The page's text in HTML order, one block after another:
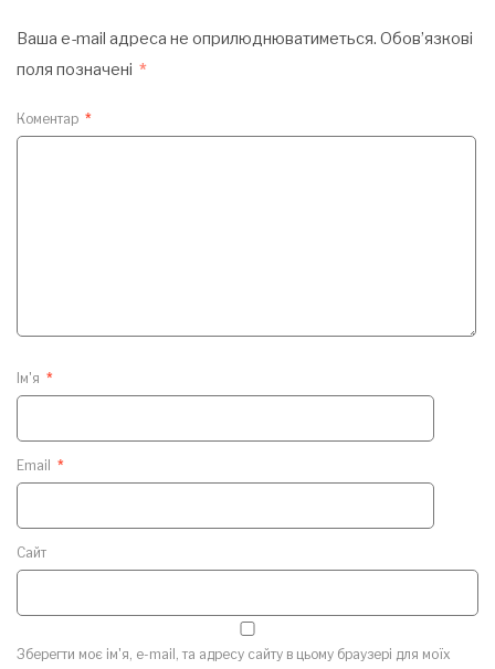
Ваша e-mail адреса не оприлюднюватиметься. Обов’язкові
поля позначені *
Коментар *
Ім'я *
Email *
Сайт
Зберегти моє ім'я, e-mail, та адресу сайту в цьому браузері для моїх